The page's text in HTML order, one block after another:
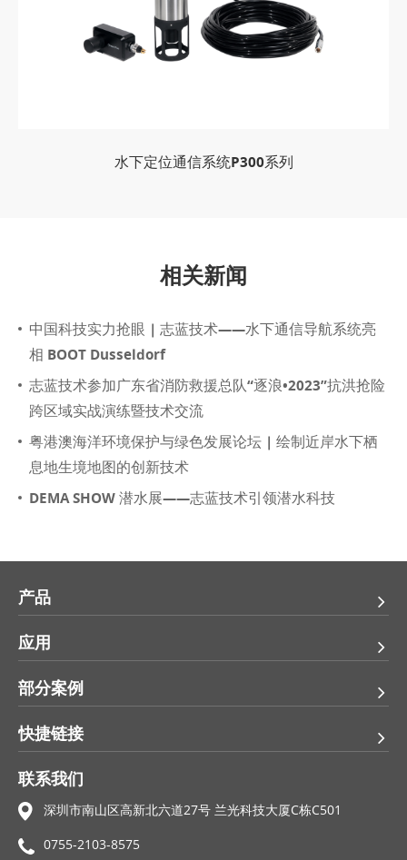
水下定位通信系统P300系列
相关新闻
中国科技实力抢眼 | 志蓝技术——水下通信导航系统亮
相 BOOT Dusseldorf
志蓝技术参加广东省消防救援总队“逐浪•2023”抗洪抢险
跨区域实战演练暨技术交流
粤港澳海洋环境保护与绿色发展论坛 | 绘制近岸水下栖
息地生境地图的创新技术
DEMA SHOW 潜水展——志蓝技术引领潜水科技
产品
应用
部分案例
快捷链接
联系我们
深圳市南山区高新北六道27号 兰光科技大厦C栋C501
0755-2103-8575